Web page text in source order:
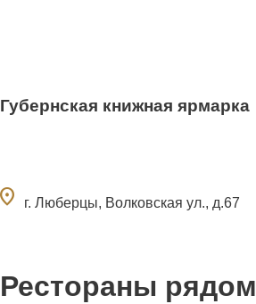
Губернская книжная ярмарка
г. Люберцы, Волковская ул., д.67
Рестораны рядом